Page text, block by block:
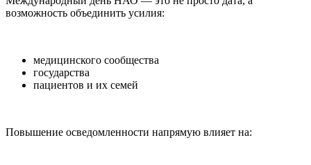
возможность объединить усилия:
медицинского сообщества
государства
пациентов и их семей
Повышение осведомленности напрямую влияет на: